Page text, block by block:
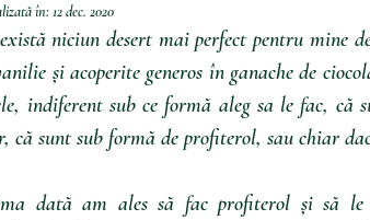
în:12 dec. 2020
niciun desert mai perfect pentru mine
și acoperite generos în ganache de
indiferent sub ce formă aleg sa le fac, că
că sunt sub formă de profiterol, sau chiar
dată am ales să fac profiterol și să